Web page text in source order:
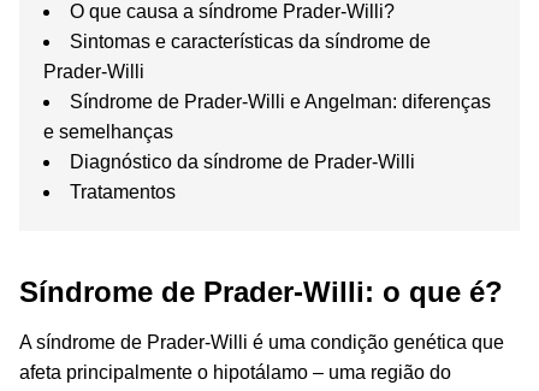
O que causa a síndrome Prader-Willi?
Sintomas e características da síndrome de
Prader-Willi
Síndrome de Prader-Willi e Angelman: diferenças
e semelhanças
Diagnóstico da síndrome de Prader-Willi
Tratamentos
Síndrome de Prader-Willi: o que é?
A síndrome de Prader-Willi é uma condição genética que
afeta principalmente o hipotálamo – uma região do